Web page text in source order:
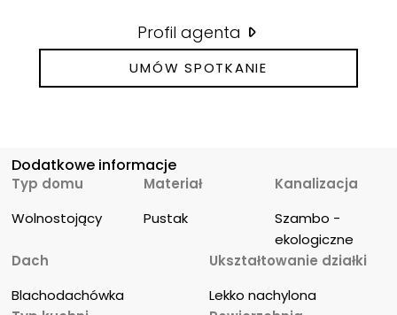
Profil agenta
UMÓW SPOTKANIE
Dodatkowe informacje
Typ domu
Wolnostojący
Materiał
Pustak
Kanalizacja
Szambo -
ekologiczne
Dach
Blachodachówka
Ukształtowanie działki
Lekko nachylona